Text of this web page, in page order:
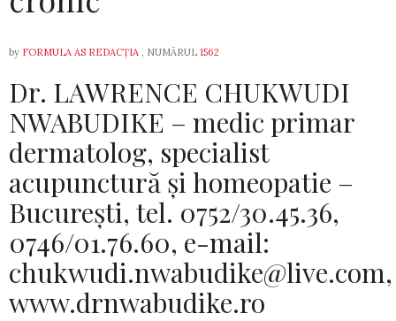
by FORMULA AS REDACȚIA , NUMĂRUL 1562
Dr. LAWRENCE CHUKWUDI
NWABUDIKE – medic primar
dermatolog, specialist
acupunctură și homeopatie –
București, tel. 0752/30.45.36,
0746/01.76.60, e-mail:
chukwudi.nwabudike@live.com,
www.drnwabudike.ro